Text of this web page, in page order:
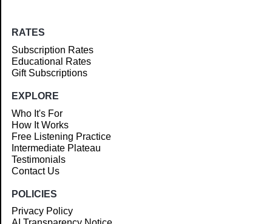
RATES
Subscription Rates
Educational Rates
Gift Subscriptions
EXPLORE
Who It's For
How It Works
Free Listening Practice
Intermediate Plateau
Testimonials
Contact Us
POLICIES
Privacy Policy